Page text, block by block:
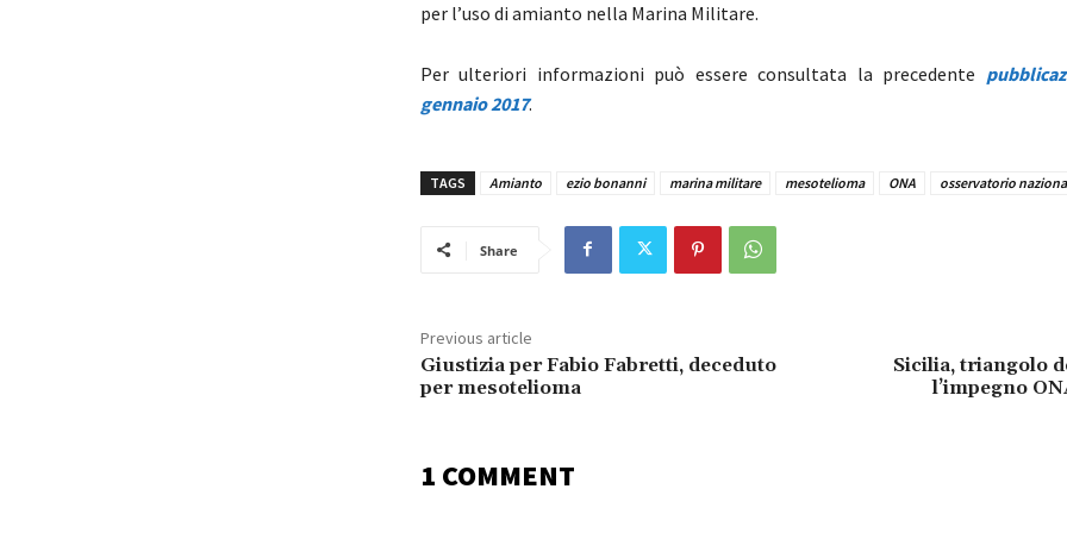
per l’uso di amianto nella Marina Militare.
Per ulteriori informazioni può essere consultata la precedente
gennaio 2017.
TAGS Amianto ezio bonanni marina militare mesotelioma ONA osservatorio
Share
Previous article
Giustizia per Fabio Fabretti, deceduto
per mesotelioma
Sicilia, triangolo
l’impegno
1 COMMENT